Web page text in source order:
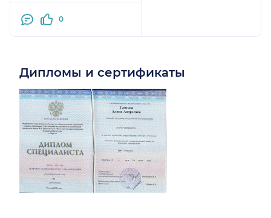
быстро ))) Сама клиника
0
Дипломы и сертификаты